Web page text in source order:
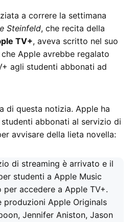
a correre la settimana
Steinfeld, che recita della
TV+, aveva scritto nel suo
Apple avrebbe regalato
agli studenti abbonati ad
di questa notizia. Apple ha
abbonati al servizio di
avvisare della lieta novella:
di streaming è arrivato e il
studenti a Apple Music
accedere a Apple TV+.
produzioni Apple Originals
Jennifer Aniston, Jason